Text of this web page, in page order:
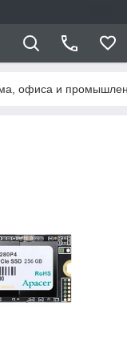
офиса и